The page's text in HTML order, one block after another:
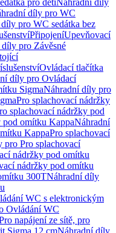
pro dětiNáhradní díly
díly pro WC
pro WC sedátka bez
PřipojeníUpevňovací
pro Závěsné
Ovládací tlačítka
díly pro Ovládací
SigmaNáhradní díly pro
Pro splachovací nádržky
splachovací nádržky pod
pod omítku KappaNáhradní
KappaPro splachovací
pro Pro splachovací
nádržky pod omítku
nádržky pod omítku
300TNáhradní díly
WC s elektronickým
Ovládání WC
napájení ze sítě, pro
Sigma 12 cmNáhradní díly